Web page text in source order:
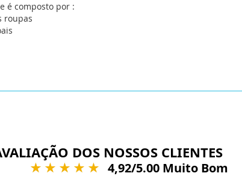
é composto por :
roupas
DOS NOSSOS CLIENTES
4,92/5.00 Muito Bom